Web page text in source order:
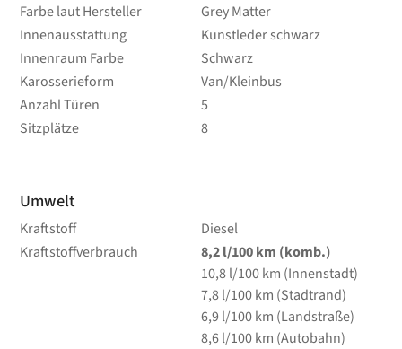
Farbe laut Hersteller
Grey Matter
Innenausstattung
Kunstleder schwarz
Innenraum Farbe
Schwarz
Karosserieform
Van/Kleinbus
Anzahl Türen
5
Sitzplätze
8
Umwelt
Kraftstoff
Diesel
Kraftstoffverbrauch
8,2l/100 km (komb.)
10,8l/100 km (Innenstadt)
7,8l/100 km (Stadtrand)
6,9l/100 km (Landstraße)
8,6l/100 km (Autobahn)